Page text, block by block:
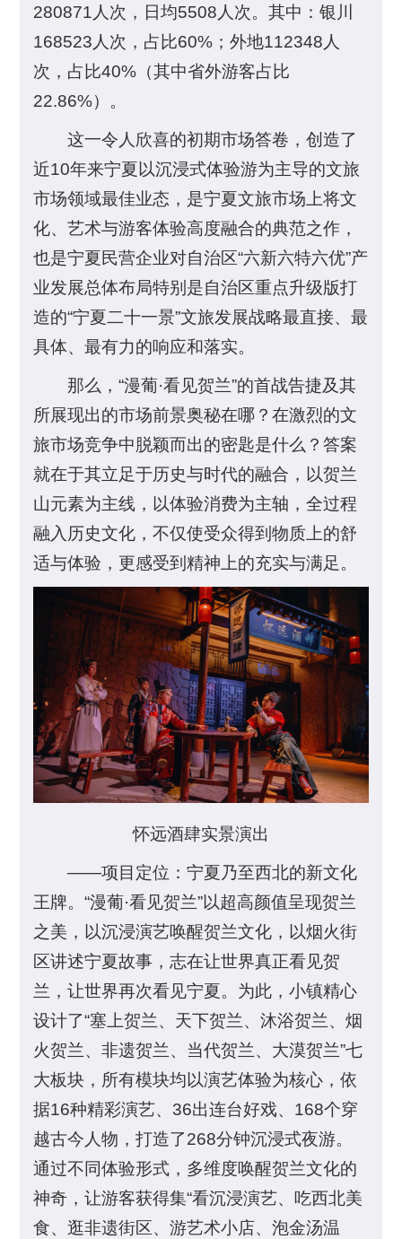
280871人次，日均5508人次。其中：银川
168523人次，占比60%；外地112348人
次，占比40%（其中省外游客占比
22.86%）。
这一令人欣喜的初期市场答卷，创造了
近10年来宁夏以沉浸式体验游为主导的文旅
市场领域最佳业态，是宁夏文旅市场上将文
化、艺术与游客体验高度融合的典范之作，
也是宁夏民营企业对自治区“六新六特六优”产
业发展总体布局特别是自治区重点升级版打
造的“宁夏二十一景”文旅发展战略最直接、最
具体、最有力的响应和落实。
那么，“漫葡·看见贺兰”的首战告捷及其
所展现出的市场前景奥秘在哪？在激烈的文
旅市场竞争中脱颖而出的密匙是什么？答案
就在于其立足于历史与时代的融合，以贺兰
山元素为主线，以体验消费为主轴，全过程
融入历史文化，不仅使受众得到物质上的舒
适与体验，更感受到精神上的充实与满足。
怀远酒肆实景演出
——项目定位：宁夏乃至西北的新文化
王牌。“漫葡·看见贺兰”以超高颜值呈现贺兰
之美，以沉浸演艺唤醒贺兰文化，以烟火街
区讲述宁夏故事，志在让世界真正看见贺
兰，让世界再次看见宁夏。为此，小镇精心
设计了“塞上贺兰、天下贺兰、沐浴贺兰、烟
火贺兰、非遗贺兰、当代贺兰、大漠贺兰”七
大板块，所有模块均以演艺体验为核心，依
据16种精彩演艺、36出连台好戏、168个穿
越古今人物，打造了268分钟沉浸式夜游。
通过不同体验形式，多维度唤醒贺兰文化的
神奇，让游客获得集“看沉浸演艺、吃西北美
食、逛非遗街区、游艺术小店、泡金汤温